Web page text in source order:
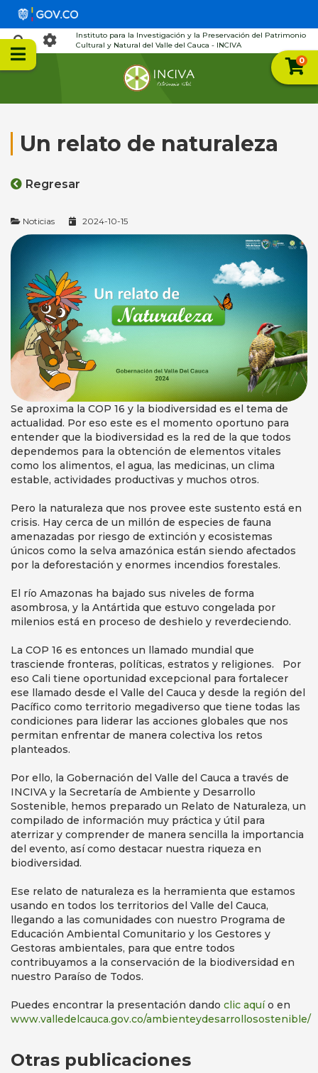
Instituto para la Investigación y la Preservación del Patrimonio
Cultural y Natural del Valle del Cauca - INCIVA
0
Un relato de naturaleza
Regresar
Noticias 2024-10-15
Se aproxima la COP 16 y la biodiversidad es el tema de
actualidad. Por eso este es el momento oportuno para
entender que la biodiversidad es la red de la que todos
dependemos para la obtención de elementos vitales
como los alimentos, el agua, las medicinas, un clima
estable, actividades productivas y muchos otros.
Pero la naturaleza que nos provee este sustento está en
crisis. Hay cerca de un millón de especies de fauna
amenazadas por riesgo de extinción y ecosistemas
únicos como la selva amazónica están siendo afectados
por la deforestación y enormes incendios forestales.
El río Amazonas ha bajado sus niveles de forma
asombrosa, y la Antártida que estuvo congelada por
milenios está en proceso de deshielo y reverdeciendo.
La COP 16 es entonces un llamado mundial que
trasciende fronteras, políticas, estratos y religiones. Por
eso Cali tiene oportunidad excepcional para fortalecer
ese llamado desde el Valle del Cauca y desde la región del
Pacífico como territorio megadiverso que tiene todas las
condiciones para liderar las acciones globales que nos
permitan enfrentar de manera colectiva los retos
planteados.
Por ello, la Gobernación del Valle del Cauca a través de
INCIVA y la Secretaría de Ambiente y Desarrollo
Sostenible, hemos preparado un Relato de Naturaleza, un
compilado de información muy práctica y útil para
aterrizar y comprender de manera sencilla la importancia
del evento, así como destacar nuestra riqueza en
biodiversidad.
Ese relato de naturaleza es la herramienta que estamos
usando en todos los territorios del Valle del Cauca,
llegando a las comunidades con nuestro Programa de
Educación Ambiental Comunitario y los Gestores y
Gestoras ambientales, para que entre todos
contribuyamos a la conservación de la biodiversidad en
nuestro Paraíso de Todos.
Puedes encontrar la presentación dando clic aquío en
www.valledelcauca.gov.co/ambienteydesarrollosostenible/
Otras publicaciones